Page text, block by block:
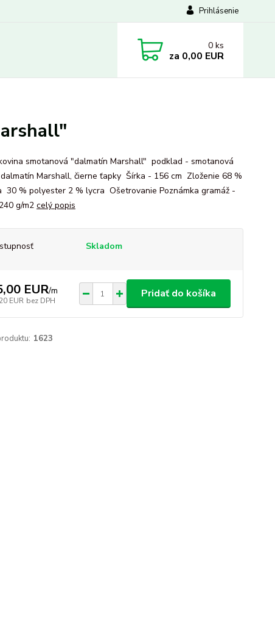
Prihlásenie
0 ks
za 0,00 EUR
smotanová "dalmatín Marshall" podklad - smotanová
Marshall, čierne ťapky Šírka - 156 cm Zloženie 68 %
30 % polyester 2 % lycra Ošetrovanie Poznámka gramáž -
g/m2 celý popis
Skladom
EUR/m
EUR bez DPH
Pridať do košíka
1623